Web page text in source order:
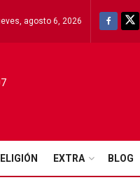
agosto 6, 2026
EXTRA BLOG